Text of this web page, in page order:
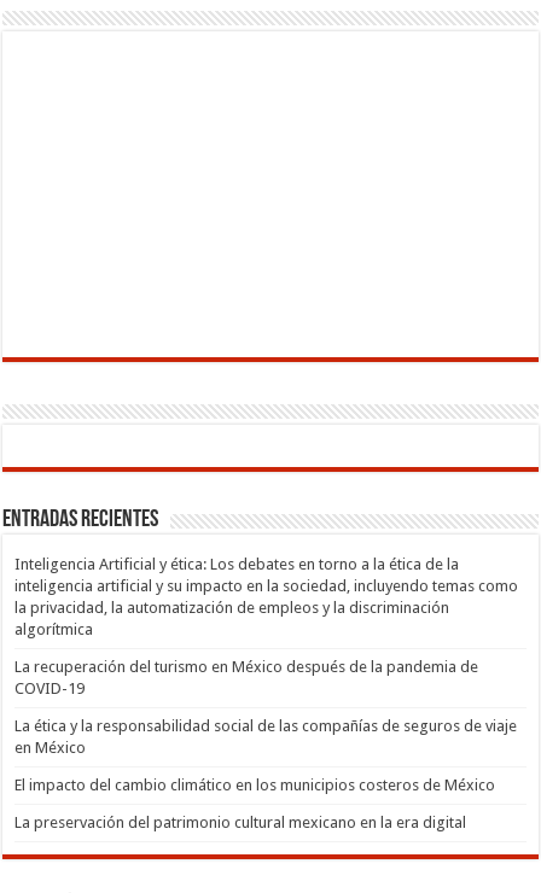
Entradas recientes
Inteligencia Artificial y ética: Los debates en torno a la ética de la
inteligencia artificial y su impacto en la sociedad, incluyendo temas como
la privacidad, la automatización de empleos y la discriminación
algorítmica
La recuperación del turismo en México después de la pandemia de
COVID-19
La ética y la responsabilidad social de las compañías de seguros de viaje
en México
El impacto del cambio climático en los municipios costeros de México
La preservación del patrimonio cultural mexicano en la era digital